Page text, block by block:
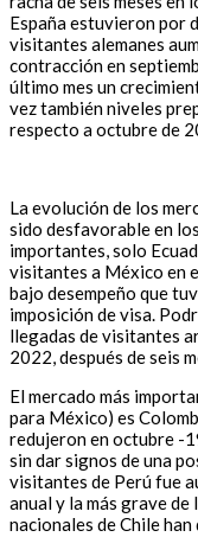
España estuvieron por
visitantes alemanes
contracción en
último mes un
vez también niveles
respecto a octubre de
La evolución de los
sido desfavorable en
importantes, solo
visitantes a México en
bajo desempeño que
imposición de visa.
llegadas de visitantes
2022, después de seis
El mercado más
para México) es
redujeron en octubre -
sin dar signos de una
visitantes de Perú fue
anual y la más grave
nacionales de Chile